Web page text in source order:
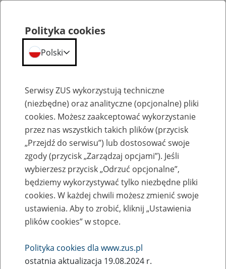
Szkolenia
Zaproś ZUS do siebie: eZUS, wizyty
rezerwowane, e-wizyty, Aktywni 50+
Rodzaj wydarzenia
Szkolenia
Polityka cookies
Polski
Serwisy ZUS wykorzystują techniczne
(niezbędne) oraz analityczne (opcjonalne) pliki
cookies. Możesz zaakceptować wykorzystanie
przez nas wszystkich takich plików (przycisk
„Przejdź do serwisu”) lub dostosować swoje
zgody (przycisk „Zarządzaj opcjami”). Jeśli
wybierzesz przycisk „Odrzuć opcjonalne”,
będziemy wykorzystywać tylko niezbędne pliki
cookies. W każdej chwili możesz zmienić swoje
ustawienia. Aby to zrobić, kliknij „Ustawienia
plików cookies” w stopce.
Polityka cookies dla www.zus.pl
ostatnia aktualizacja 19.08.2024 r.